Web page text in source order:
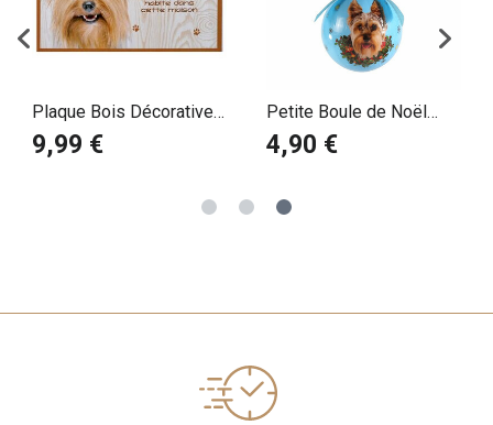
Plaque Bois Décorative
Yorkshire Noeud
9,99 €
Petite Boule de Noël
Yorkshire terrier
4,90 €